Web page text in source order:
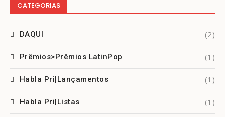
CATEGORIAS
DAQUI (2)
Prêmios>Prêmios LatinPop (1)
Habla Pri|Lançamentos (1)
Habla Pri|Listas (1)